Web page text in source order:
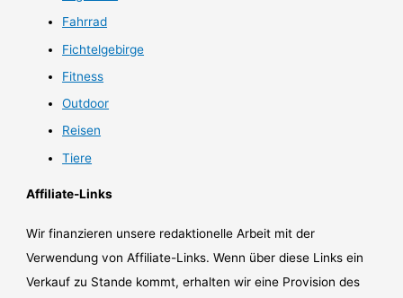
Fahrrad
Fichtelgebirge
Fitness
Outdoor
Reisen
Tiere
Affiliate-Links
Wir finanzieren unsere redaktionelle Arbeit mit der
Verwendung von Affiliate-Links. Wenn über diese Links ein
Verkauf zu Stande kommt, erhalten wir eine Provision des